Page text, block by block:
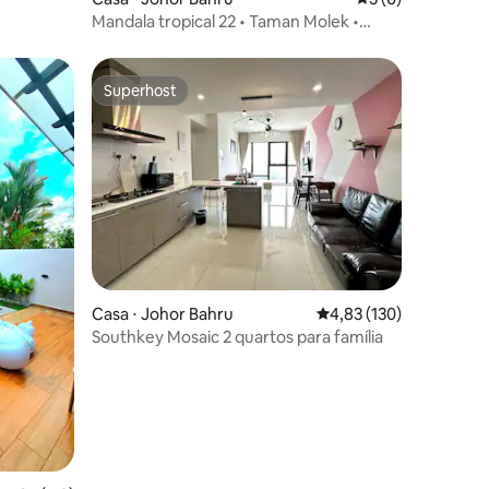
Mandala tropical 22 • Taman Molek •
Superhost
Superhost
Casa ⋅ Johor Bahru 4,83 de uma avaliação
4,83 (130)
Southkey Mosaic 2 quartos para família